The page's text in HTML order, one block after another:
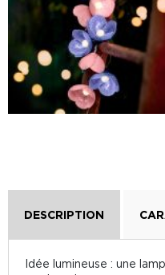
DESCRIPTION
Idée lumineuse : une